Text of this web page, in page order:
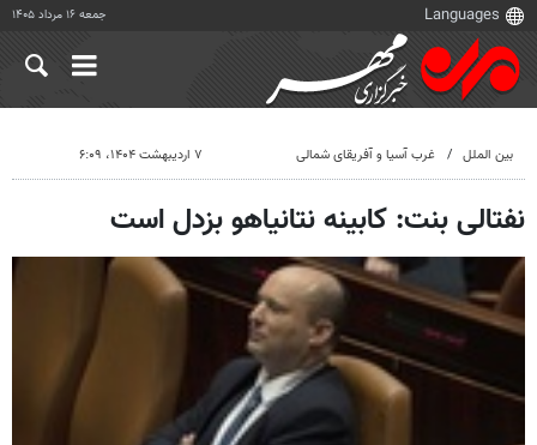
جمعه ۱۶ مرداد ۱۴۰۵
بین الملل غرب آسیا و آفریقای شمالی ۷ اردیبهشت ۱۴۰۴، ۶:۰۹
نفتالی بنت: کابینه نتانیاهو بزدل است